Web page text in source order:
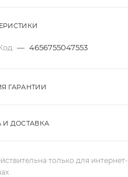
— 4656755047553
ГАРАНТИИ
И ДОСТАВКА
только для